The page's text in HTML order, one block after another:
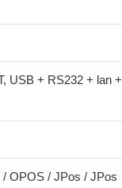
USB + RS232 + lan +
/ OPOS / JPos / JPos